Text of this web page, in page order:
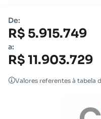
De:
R$ 5.915.749
a:
R$ 11.903.729
Valores referentes à tabela